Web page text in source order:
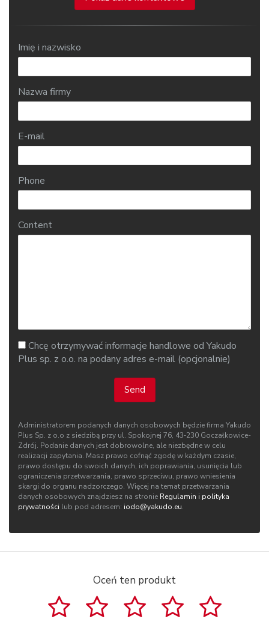
Imię i nazwisko
Nazwa firmy
E-mail
Phone
Content
Chcę otrzymywać informacje handlowe od Yakudo
Plus sp. z o.o. na podany adres e-mail (opcjonalnie)
Send
Administratorem podanych danych osobowych będzie firma Yakudo
Plus Sp. z o.o z siedzibą przy ul. Spokojnej 76, 43‑230 Goczałkowice-
Zdrój. Podanie danych jest dobrowolne, ale niezbędne w celu
realizacji zapytania. Masz prawo cofnąć zgodę w każdym czasie,
prawo dostępu do swoich danych, ich poprawiania, usunięcia lub
ograniczenia przetwarzania, prawo sprzeciwu, prawo wniesienia
skargi do organu nadzorczego. Więcej na temat przetwarzania
danych osobowych znajdziesz na stronie Regulamin i polityka
prywatności lub pod adresem: iodo@yakudo.eu.
Oceń ten produkt